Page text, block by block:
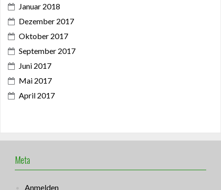
Januar 2018
Dezember 2017
Oktober 2017
September 2017
Juni 2017
Mai 2017
April 2017
Meta
Anmelden